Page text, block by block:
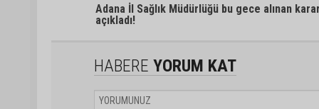
Adana İl Sağlık Müdürlüğü bu gece alınan
açıkladı!
HABERE YORUM KAT